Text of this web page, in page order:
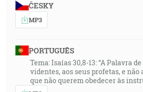
ČESKY
MP3
PORTUGUÊS
Tema: Isaías 30,8-13: “A Palavra
videntes, aos seus profetas, e não
que não querem obedecer às